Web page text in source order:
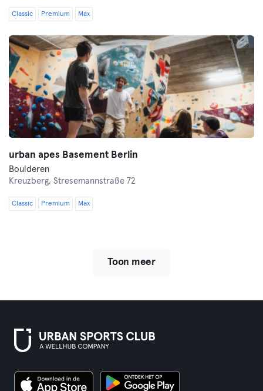
Classic Premium Max
urban apes Basement Berlin
Boulderen
Kreuzberg, Stresemannstraße 72
Classic Premium Max
Toon meer